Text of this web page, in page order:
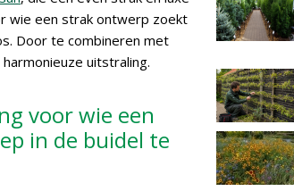
wie een strak ontwerp zoekt
Door te combineren met
uitstraling.
voor wie een
in de buidel te